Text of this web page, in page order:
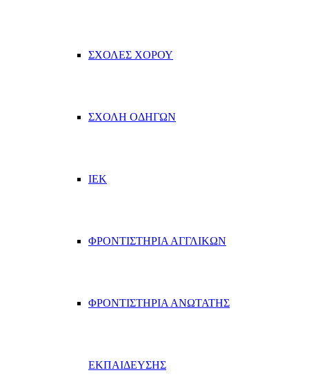
ΣΧΟΛΕΣ ΧΟΡΟΥ
ΣΧΟΛΗ ΟΔΗΓΩΝ
ΙΕΚ
ΦΡΟΝΤΙΣΤΗΡΙΑ ΑΓΓΛΙΚΩΝ
ΦΡΟΝΤΙΣΤΗΡΙΑ ΑΝΩΤΑΤΗΣ
ΕΚΠΑΙΔΕΥΣΗΣ